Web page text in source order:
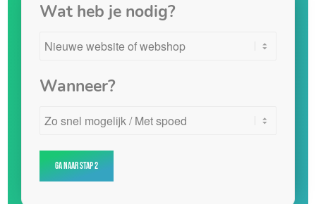
Wat heb je nodig?
Wanneer?